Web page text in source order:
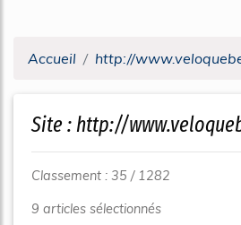
Accueil http://
Site : http://
Classement : 35 / 1282
9 articles sélectionnés